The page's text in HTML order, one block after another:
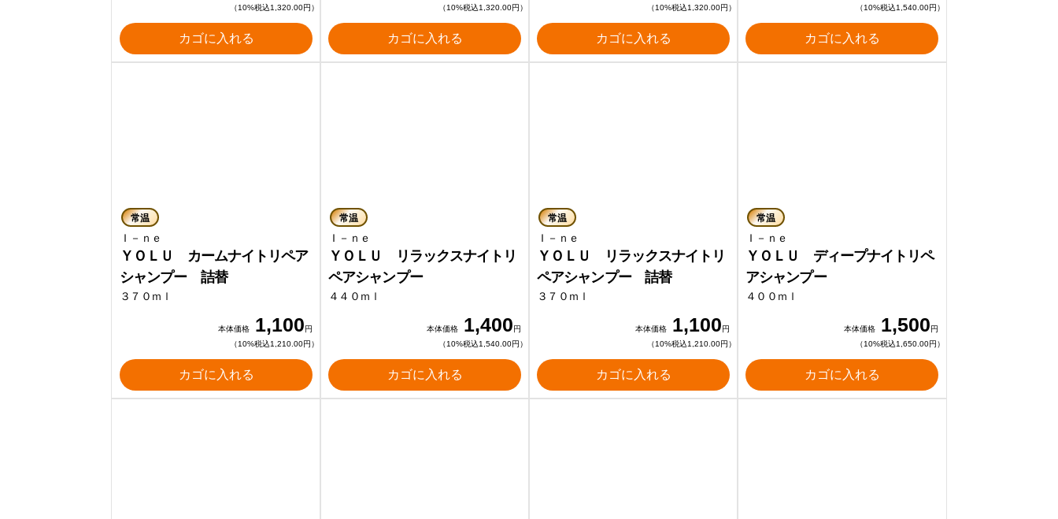
（10%税込1,320.00円）
カゴに入れる
（10%税込1,320.00円）
カゴに入れる
（10%税込1,320.00円）
カゴに入れる
（10%税込1,540.00円）
カゴに入れる
常温
Ｉ－ｎｅ
ＹＯＬＵ カームナイトリペア
シャンプー 詰替
３７０ｍｌ
本体価格 1,100円
（10%税込1,210.00円）
カゴに入れる
常温
Ｉ－ｎｅ
ＹＯＬＵ リラックスナイトリ
ペアシャンプー
４４０ｍｌ
本体価格 1,400円
（10%税込1,540.00円）
カゴに入れる
常温
Ｉ－ｎｅ
ＹＯＬＵ リラックスナイトリ
ペアシャンプー 詰替
３７０ｍｌ
本体価格 1,100円
（10%税込1,210.00円）
カゴに入れる
常温
Ｉ－ｎｅ
ＹＯＬＵ ディープナイトリペ
アシャンプー
４００ｍｌ
本体価格 1,500円
（10%税込1,650.00円）
カゴに入れる